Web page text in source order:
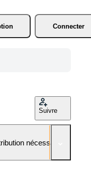
Connecter
Suivre
nécessaire